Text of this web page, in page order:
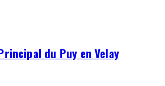
du Puy en Velay